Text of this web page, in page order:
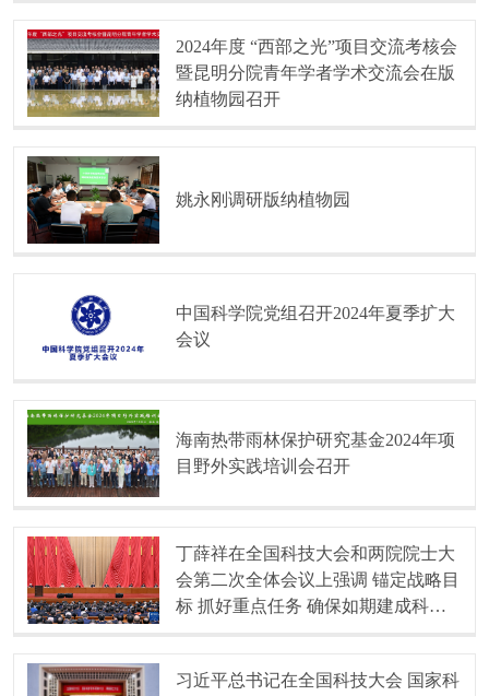
2024年度 “西部之光”项目交流考核会
暨昆明分院青年学者学术交流会在版
纳植物园召开
姚永刚调研版纳植物园
中国科学院党组召开2024年夏季扩大
会议
海南热带雨林保护研究基金2024年项
目野外实践培训会召开
丁薛祥在全国科技大会和两院院士大
会第二次全体会议上强调 锚定战略目
标 抓好重点任务 确保如期建成科技
习近平总书记在全国科技大会 国家科